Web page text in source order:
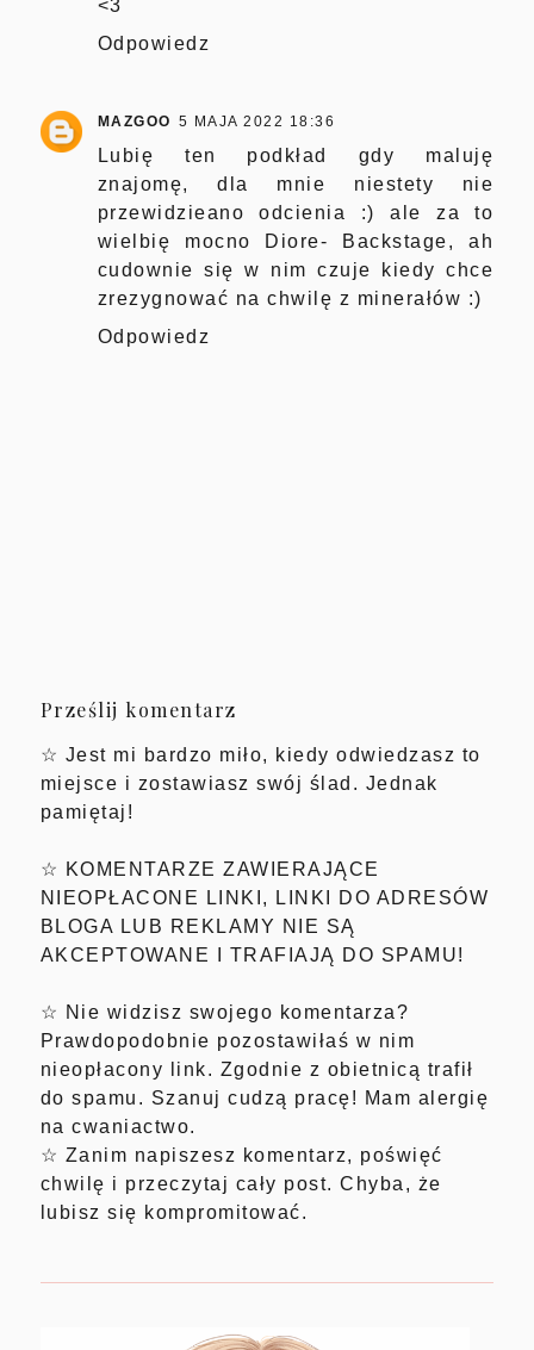
<3
Odpowiedz
MAZGOO 5 MAJA 2022 18:36
Lubię ten podkład gdy maluję
znajomę, dla mnie niestety nie
przewidzieano odcienia :) ale za to
wielbię mocno Diore- Backstage, ah
cudownie się w nim czuje kiedy chce
zrezygnować na chwilę z minerałów :)
Odpowiedz
Prześlij komentarz
☆ Jest mi bardzo miło, kiedy odwiedzasz to
miejsce i zostawiasz swój ślad. Jednak
pamiętaj!
☆ KOMENTARZE ZAWIERAJĄCE
NIEOPŁACONE LINKI, LINKI DO ADRESÓW
BLOGA LUB REKLAMY NIE SĄ
AKCEPTOWANE I TRAFIAJĄ DO SPAMU!
☆ Nie widzisz swojego komentarza?
Prawdopodobnie pozostawiłaś w nim
nieopłacony link. Zgodnie z obietnicą trafił
do spamu. Szanuj cudzą pracę! Mam alergię
na cwaniactwo.
☆ Zanim napiszesz komentarz, poświęć
chwilę i przeczytaj cały post. Chyba, że
lubisz się kompromitować.